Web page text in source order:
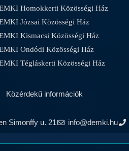
Homokkerti Közösségi Ház
Józsai Közösségi Ház
Kismacsi Közösségi Ház
Ondódi Közösségi Ház
Tégláskerti Közösségi Ház
Közérdekű információk
Simonffy u. 21 info@demki.hu